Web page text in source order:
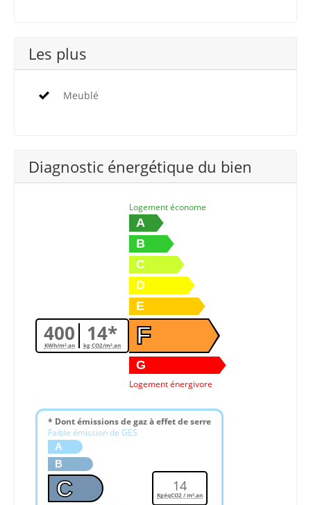
Les plus
Meublé
Diagnostic énergétique du bien
400
KWh/m².an 14*
kg CO2/m².an
Logement économe
A
B
C
D
E
F
G
Logement énergivore
* Dont émissions de gaz à effet de serre
Faible émission de GES
A
B
C 14
KgéqCO2 / m².an